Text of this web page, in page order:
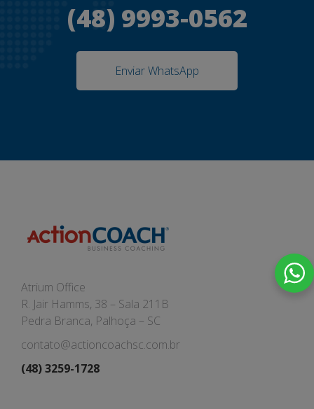
(48) 9993-0562
Enviar WhatsApp
Atrium Office
R. Jair Hamms, 38 – Sala 211B
Pedra Branca, Palhoça – SC
contato@actioncoachsc.com.br
(48) 3259-1728